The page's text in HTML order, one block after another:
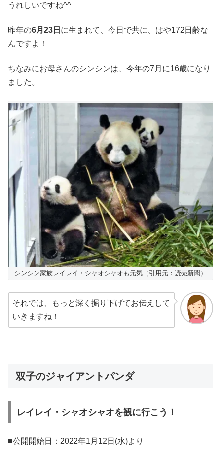
うれしいですね^^
昨年の6月23日 に生まれて、今日で共に、はや172日齢な
んですよ！
ちなみにお母さんのシンシンは、今年の7月に16歳になり
ました。
シンシン家族レイレイ・シャオシャオも元気（引用元：読売新聞）
それでは、もっと深く掘り下げてお伝えして
いきますね！
双子のジャイアントパンダ
レイレイ・シャオシャオを観に行こう！
■公開開始日：2022年1月12日(水)より